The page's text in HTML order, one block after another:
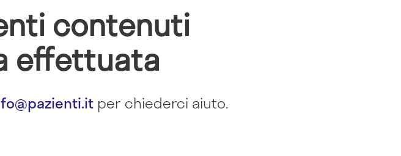
contenuti
effettuata
per chiederci aiuto.